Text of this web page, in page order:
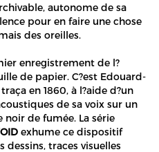
autonome de sa
pour en faire une chose
des oreilles.
enregistrement de l?
de papier. C?est Edouard-
en 1860, à l?aide d?un
de sa voix sur un
de fumée. La série
exhume ce dispositif
dessins, traces visuelles